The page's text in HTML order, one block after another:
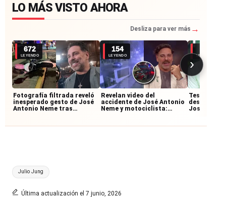
LO MÁS VISTO AHORA
Desliza para ver más →
672
LEYENDO
Fotografía filtrada reveló
inesperado gesto de José
Antonio Neme tras
154
LEYENDO
Revelan video del
accidente de José Antonio
Neme y motociclista:
LEYENDO
Testigos
José
›
Etiquetas:
Julio Jung
Última actualización el 7 junio, 2026